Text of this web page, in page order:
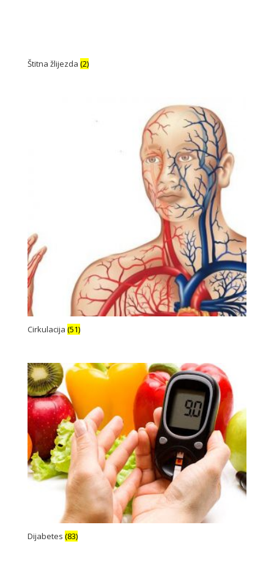
Štitna žlijezda (2)
Cirkulacija (51)
Dijabetes (83)